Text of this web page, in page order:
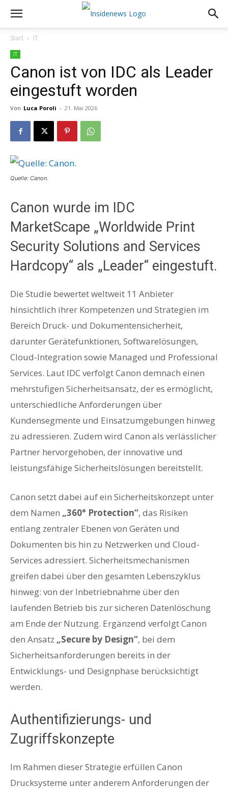
Start IT
IT
Canon ist von IDC als Leader
eingestuft worden
Von Luca Poroli - 21. Mai 2026
Quelle: Canon.
Canon wurde im IDC
MarketScape „Worldwide Print
Security Solutions and Services
Hardcopy“ als „Leader“ eingestuft.
Die Studie bewertet weltweit 11 Anbieter
hinsichtlich ihrer Kompetenzen und Strategien im
Bereich Druck- und Dokumentensicherheit,
darunter Gerätefunktionen, Softwarelösungen,
Cloud-Integration sowie Managed und Professional
Services. Laut IDC verfolgt Canon demnach einen
mehrstufigen Sicherheitsansatz, der es ermöglicht,
unterschiedliche Anforderungen über
Kundensegmente und Einsatzumgebungen hinweg
zu adressieren. Zudem wird Canon als verlässlicher
Partner hervorgehoben, der innovative und
leistungsfähige Sicherheitslösungen bereitstellt.
Canon setzt dabei auf ein Sicherheitskonzept unter
dem Namen „360° Protection“, das Risiken
entlang zentraler Ebenen von Geräten und
Dokumenten bis hin zu Netzwerken und Cloud-
Services adressiert. Sicherheitsmechanismen
greifen dabei über den gesamten Lebenszyklus
hinweg: von der Inbetriebnahme über den
laufenden Betrieb bis zur sicheren Datenlöschung
am Ende der Nutzung. Ergänzend verfolgt Canon
den Ansatz „Secure by Design“, bei dem
Sicherheitsanforderungen bereits in der
Entwicklungs- und Designphase berücksichtigt
werden.
Authentifizierungs- und
Zugriffskonzepte
Im Rahmen dieser Strategie erfüllen Canon
Drucksysteme unter anderem Anforderungen der